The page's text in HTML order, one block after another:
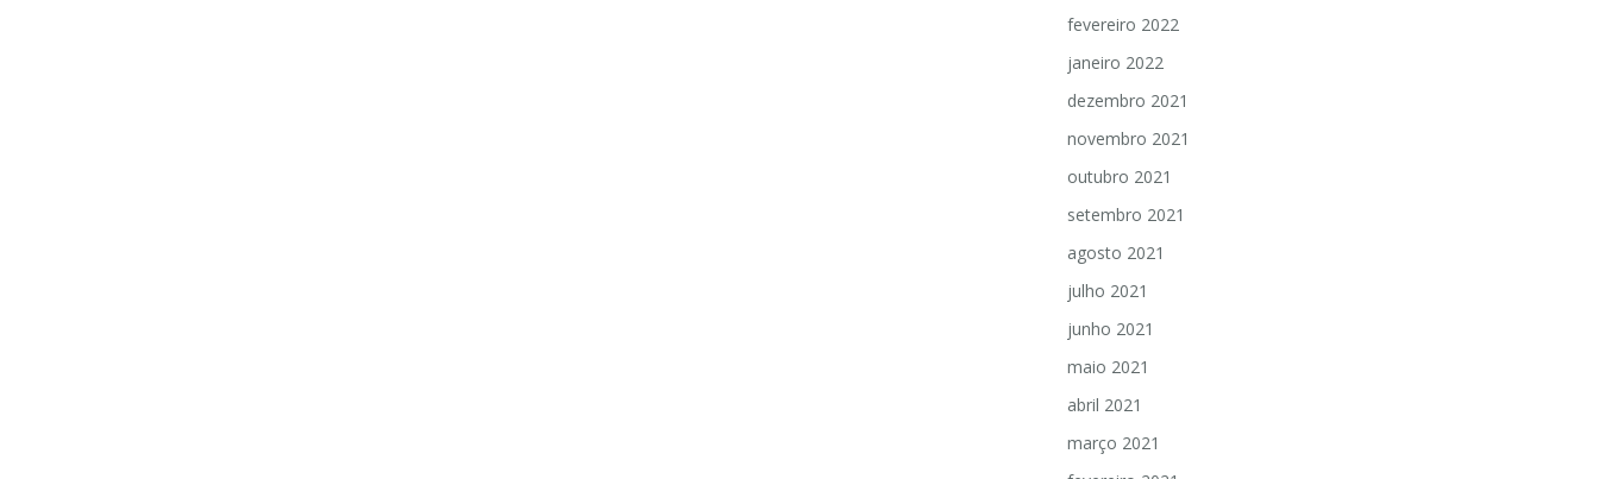
fevereiro 2022
janeiro 2022
dezembro 2021
novembro 2021
outubro 2021
setembro 2021
agosto 2021
julho 2021
junho 2021
maio 2021
abril 2021
março 2021